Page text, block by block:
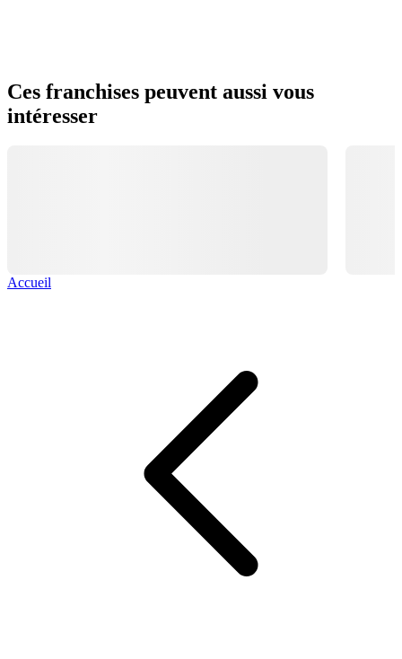
Ces franchises peuvent aussi vous
intéresser
Accueil